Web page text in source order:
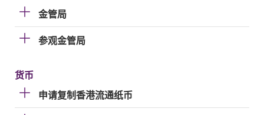
金管局
参观金管局
货币
申请复制香港流通纸币